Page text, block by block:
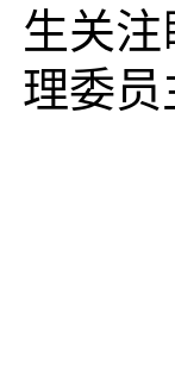
生关
理委